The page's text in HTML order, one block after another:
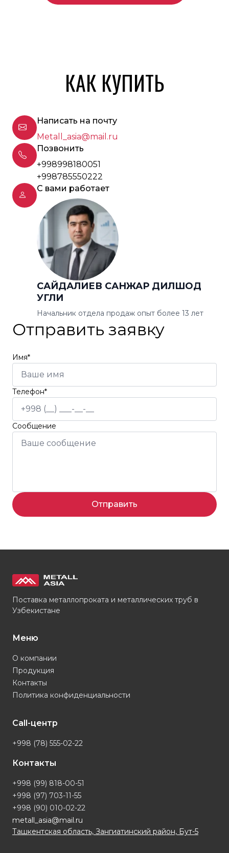
КАК КУПИТЬ
Написать на почту
Metall_asia@mail.ru
Позвонить
+998998180051
+998785550222
С вами работает
САЙДАЛИЕВ САНЖАР ДИЛШОД
УГЛИ
Начальник отдела продаж опыт более 13 лет
Отправить заявку
Имя*
Телефон*
Сообщение
Отправить
Поставка металлопроката и металлических труб в
Узбекистане
Меню
О компании
Продукция
Контакты
Политика конфиденциальности
Call-центр
+998 (78) 555-02-22
Контакты
+998 (99) 818-00-51
+998 (97) 703-11-55
+998 (90) 010-02-22
metall_asia@mail.ru
Ташкентская область, Зангиатинский район, Бут-5